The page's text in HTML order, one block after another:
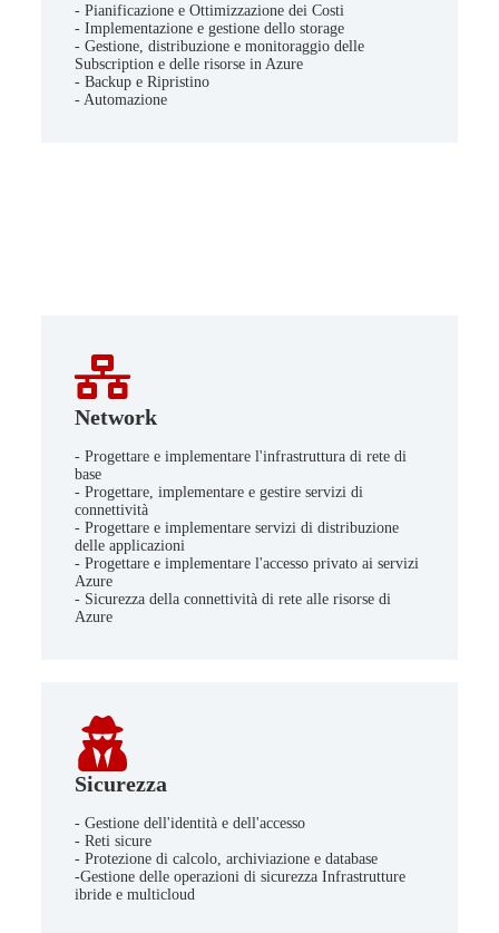
- Pianificazione e Ottimizzazione dei Costi
- Implementazione e gestione dello storage
- Gestione, distribuzione e monitoraggio delle
Subscription e delle risorse in Azure
- Backup e Ripristino
- Automazione
Network
- Progettare e implementare l'infrastruttura di rete di
base
- Progettare, implementare e gestire servizi di
connettività
- Progettare e implementare servizi di distribuzione
delle applicazioni
- Progettare e implementare l'accesso privato ai servizi
Azure
- Sicurezza della connettività di rete alle risorse di
Azure
Sicurezza
- Gestione dell'identità e dell'accesso
- Reti sicure
- Protezione di calcolo, archiviazione e database
-Gestione delle operazioni di sicurezza Infrastrutture
ibride e multicloud